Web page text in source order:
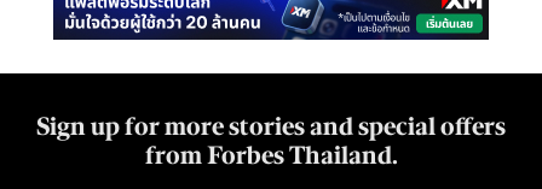
Sign up for more stories and special offers
from Forbes Thailand.